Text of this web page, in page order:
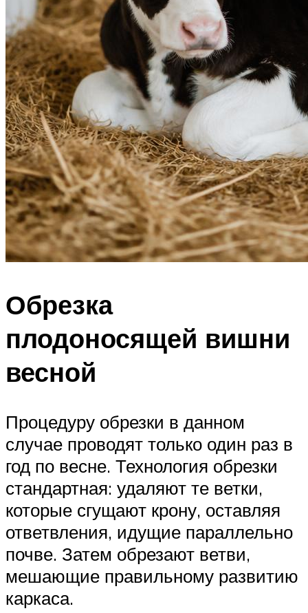
Обрезка
плодоносящей вишни
весной
Процедуру обрезки в данном
случае проводят только один раз в
год по весне. Технология обрезки
стандартная: удаляют те ветки,
которые сгущают крону, оставляя
ответвления, идущие параллельно
почве. Затем обрезают ветви,
мешающие правильному развитию
каркаса.